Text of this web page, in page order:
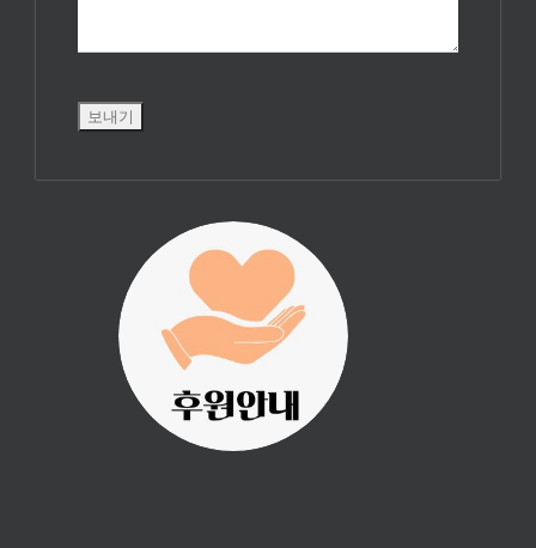
진리횃불 사역은
여러분의 후원으
로 이루어집니다.